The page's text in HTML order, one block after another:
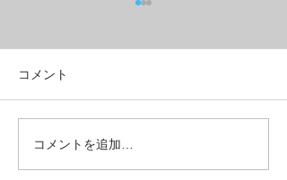
油圧ディスクブレーキ+９
速ギヤで５万円台の
コメント
コメントを追加…